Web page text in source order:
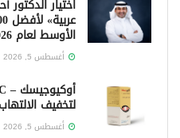
الأوسط لعام 2026
أغسطس 5, 2026
لتخفيف
أغسطس 5, 2026